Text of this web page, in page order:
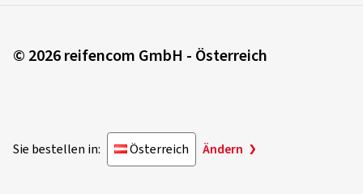
© 2026 reifencom GmbH - Österreich
Sie bestellen in: Österreich Ändern